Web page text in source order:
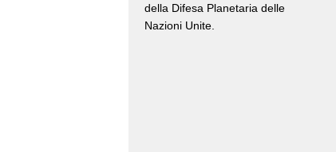
della Difesa Planetaria delle
Nazioni Unite.